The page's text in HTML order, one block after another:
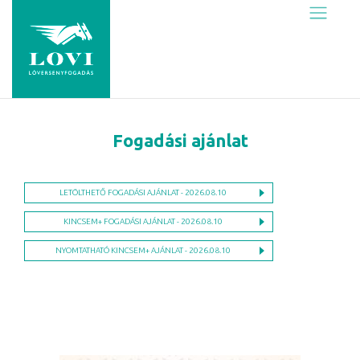
Fogadási ajánlat
LETÖLTHETŐ FOGADÁSI AJÁNLAT - 2026.08.10
KINCSEM+ FOGADÁSI AJÁNLAT - 2026.08.10
NYOMTATHATÓ KINCSEM+ AJÁNLAT - 2026.08.10